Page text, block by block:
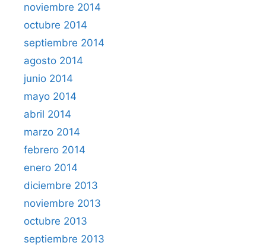
noviembre 2014
octubre 2014
septiembre 2014
agosto 2014
junio 2014
mayo 2014
abril 2014
marzo 2014
febrero 2014
enero 2014
diciembre 2013
noviembre 2013
octubre 2013
septiembre 2013